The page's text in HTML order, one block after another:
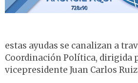
estas ayudas se canalizan a
Coordinación Política, dirigida
vicepresidente Juan Carlos